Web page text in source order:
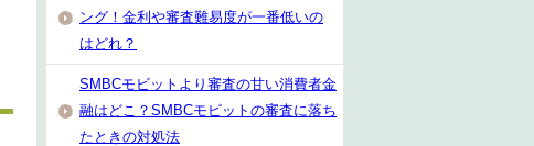
ング！金利や審査難易度が一番低いの
はどれ？
SMBCモビットより審査の甘い消費者金
融はどこ？SMBCモビットの審査に落ち
たときの対処法